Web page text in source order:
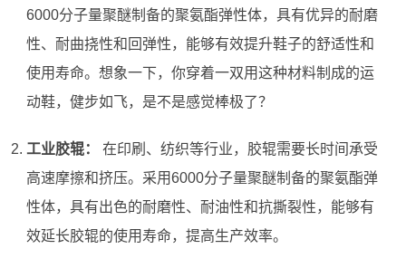
6000分子量聚醚制备的聚氨酯弹性体，具有优异的耐磨
性、耐曲挠性和回弹性，能够有效提升鞋子的舒适性和
使用寿命。想象一下，你穿着一双用这种材料制成的运
动鞋，健步如飞，是不是感觉棒极了？
工业胶辊：
在印刷、纺织等行业，胶辊需要长时间承受
高速摩擦和挤压。采用6000分子量聚醚制备的聚氨酯弹
性体，具有出色的耐磨性、耐油性和抗撕裂性，能够有
效延长胶辊的使用寿命，提高生产效率。